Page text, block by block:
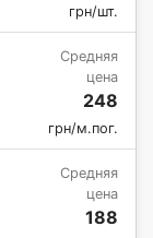
грн/шт.
Средняя
цена
248
грн/м.пог.
Средняя
цена
188